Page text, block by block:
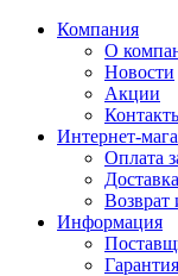
Компания
О
Новости
Акции
Интернет-
Оплата
Возврат
Информация
Гарантия